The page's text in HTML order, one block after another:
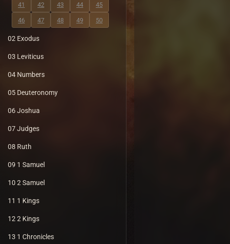
41 42 43 44 45
46 47 48 49 50
02 Exodus
03 Leviticus
04 Numbers
05 Deuteronomy
06 Joshua
07 Judges
08 Ruth
09 1 Samuel
10 2 Samuel
11 1 Kings
12 2 Kings
13 1 Chronicles